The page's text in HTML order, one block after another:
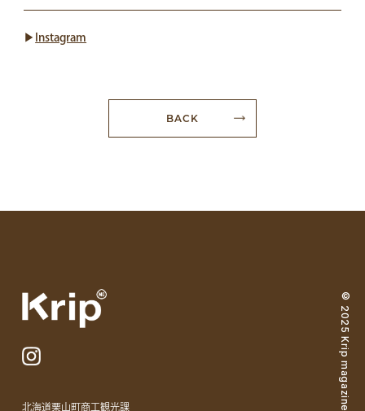
▶︎ Instagram
BACK
北海道栗山町商工観光課 © 2025 Krip magazine